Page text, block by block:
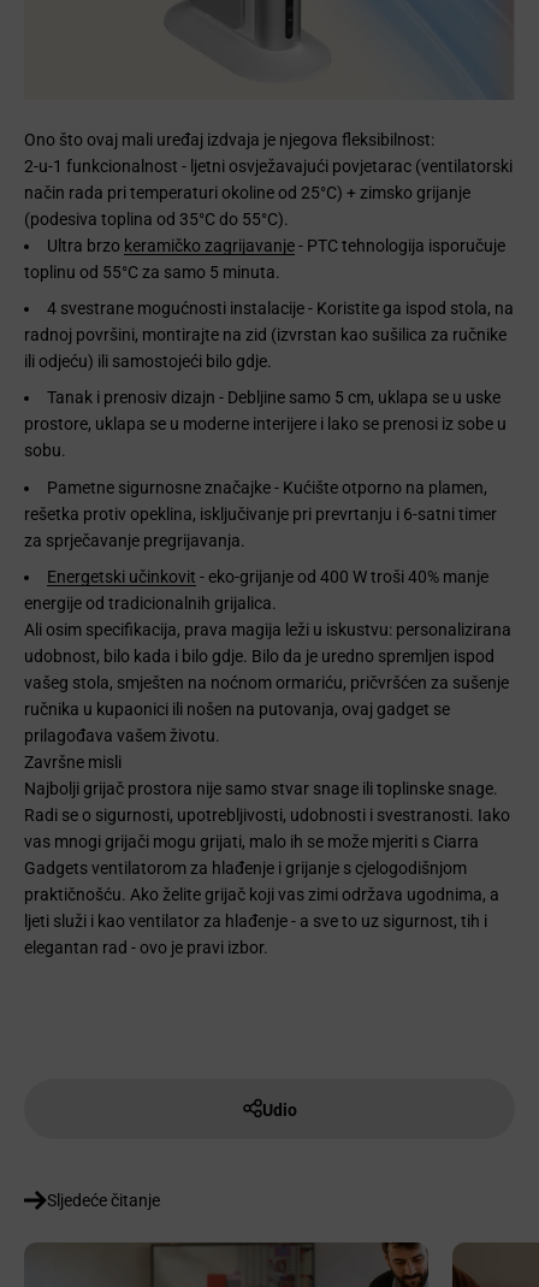
Ono što ovaj mali uređaj izdvaja je njegova fleksibilnost:
2-u-1 funkcionalnost - ljetni osvježavajući povjetarac (ventilatorski
način rada pri temperaturi okoline od 25°C) + zimsko grijanje
(podesiva toplina od 35°C do 55°C).
Ultra brzo keramičko zagrijavanje- PTC tehnologija isporučuje
toplinu od 55°C za samo 5 minuta.
4 svestrane mogućnosti instalacije - Koristite ga ispod stola, na
radnoj površini, montirajte na zid (izvrstan kao sušilica za ručnike
ili odjeću) ili samostojeći bilo gdje.
Tanak i prenosiv dizajn - Debljine samo 5 cm, uklapa se u uske
prostore, uklapa se u moderne interijere i lako se prenosi iz sobe u
sobu.
Pametne sigurnosne značajke - Kućište otporno na plamen,
rešetka protiv opeklina, isključivanje pri prevrtanju i 6-satni timer
za sprječavanje pregrijavanja.
Energetski učinkovit - eko-grijanje od 400 W troši 40% manje
energije od tradicionalnih grijalica.
Ali osim specifikacija, prava magija leži u iskustvu: personalizirana
udobnost, bilo kada i bilo gdje. Bilo da je uredno spremljen ispod
vašeg stola, smješten na noćnom ormariću, pričvršćen za sušenje
ručnika u kupaonici ili nošen na putovanja, ovaj gadget se
prilagođava vašem životu.
Završne misli
Najbolji grijač prostora nije samo stvar snage ili toplinske snage.
Radi se o sigurnosti, upotrebljivosti, udobnosti i svestranosti. Iako
vas mnogi grijači mogu grijati, malo ih se može mjeriti s Ciarra
Gadgets ventilatorom za hlađenje i grijanje s cjelogodišnjom
praktičnošću. Ako želite grijač koji vas zimi održava ugodnima, a
ljeti služi i kao ventilator za hlađenje - a sve to uz sigurnost, tih i
elegantan rad - ovo je pravi izbor.
Udio
Sljedeće čitanje